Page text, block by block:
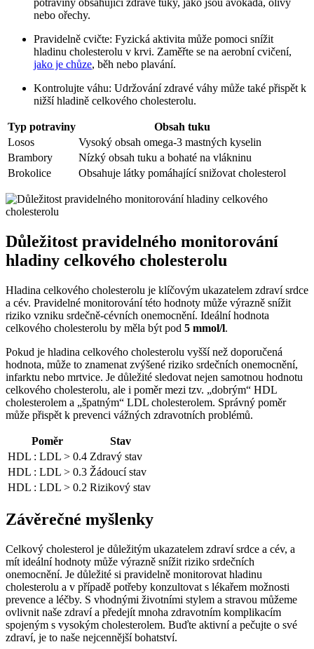
potraviny obsahující zdravé tuky, ‌jako ⁤jsou ​avokáda, ​olivy
nebo⁤ ořechy.
Pravidelně cvičte: Fyzická aktivita‌ může pomoci snížit
hladinu‍ cholesterolu v​ krvi.⁤ Zaměřte se‌ na ⁤aerobní cvičení,
jako ⁤je chůze, běh nebo plavání.
Kontrolujte váhu: Udržování zdravé váhy může také přispět k
nižší⁤ hladině celkového cholesterolu.
Typ potraviny
Obsah tuku
Losos
Vysoký obsah omega-3 mastných kyselin
Brambory
Nízký obsah tuku a bohaté ‍na vlákninu
Brokolice
Obsahuje látky pomáhající snižovat ⁢cholesterol
Důležitost pravidelného monitorování
hladiny ​celkového‍ cholesterolu
Hladina celkového cholesterolu ​je ⁤klíčovým ukazatelem⁣ zdraví srdce
⁤a​ cév. Pravidelné ⁢monitorování této⁣ hodnoty může výrazně‍ snížit
riziko vzniku srdečně-cévních ​onemocnění. Ideální hodnota
celkového‌ cholesterolu ​by měla ⁤být pod 5⁣ mmol/l.
Pokud je‍ hladina celkového⁤ cholesterolu vyšší než ‍doporučená
hodnota, může to znamenat zvýšené riziko ‍srdečních onemocnění,
infarktu nebo mrtvice.⁤ Je důležité ‌sledovat nejen samotnou⁢ hodnotu
celkového cholesterolu, ale ‍i poměr mezi tzv. „dobrým“ HDL
cholesterolem‍ a „špatným“ ‌LDL cholesterolem. ⁣Správný⁣ poměr
může přispět k prevenci vážných zdravotních problémů.
Poměr
Stav
HDL : ⁤LDL⁢ > ‌0.4 Zdravý stav
HDL :⁢ LDL > ​0.3 Žádoucí stav
HDL : LDL ‌> 0.2 Rizikový ​stav
Závěrečné myšlenky
Celkový⁣ cholesterol je důležitým ukazatelem‌ zdraví srdce a‍ cév, a​
mít ideální hodnoty může výrazně snížit ⁣riziko srdečních
‍onemocnění. Je důležité ‌si pravidelně ‌monitorovat hladinu
cholesterolu a v případě potřeby konzultovat s lékařem možnosti
prevence a léčby. S vhodnými životními stylem a stravou můžeme
ovlivnit naše zdraví a předejít‌ mnoha zdravotním⁤ komplikacím‍
spojeným⁢ s vysokým cholesterolem. Buďte ​aktivní⁢ a pečujte ‌o své‌
zdraví, je to naše ⁢nejcennější bohatství.